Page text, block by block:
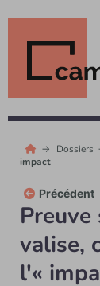
Dossiers
impact
Précédent
valise,
l'«